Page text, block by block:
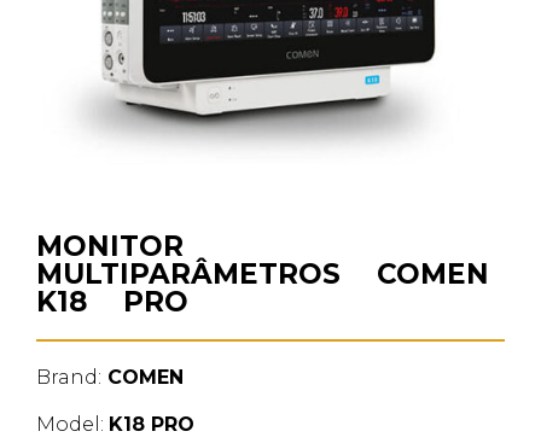
MONITOR
MULTIPARÂMETROS COMEN
K18 PRO
Brand: COMEN
Model: K18 PRO